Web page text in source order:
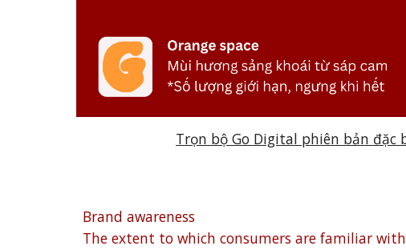
Trọn bộ Go Digital phiên bản đặc
Brand awareness
The extent to which consumers are familiar